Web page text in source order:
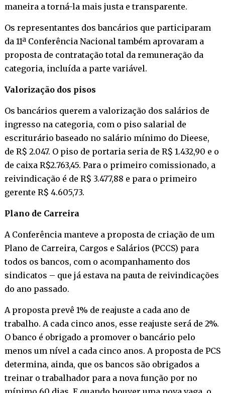
maneira a torná-la mais justa e transparente.
Os representantes dos bancários que participaram
da 11ª Conferência Nacional também aprovaram a
proposta de contratação total da remuneração da
categoria, incluída a parte variável.
Valorização dos pisos
Os bancários querem a valorização dos salários de
ingresso na categoria, com o piso salarial de
escriturário baseado no salário mínimo do Dieese,
de R$ 2.047. O piso de portaria seria de R$ 1.432,90 e o
de caixa R$2.763,45. Para o primeiro comissionado, a
reivindicação é de R$ 3.477,88 e para o primeiro
gerente R$ 4.605,73.
Plano de Carreira
A Conferência manteve a proposta de criação de um
Plano de Carreira, Cargos e Salários (PCCS) para
todos os bancos, com o acompanhamento dos
sindicatos – que já estava na pauta de reivindicações
do ano passado.
A proposta prevê 1% de reajuste a cada ano de
trabalho. A cada cinco anos, esse reajuste será de 2%.
O banco é obrigado a promover o bancário pelo
menos um nível a cada cinco anos. A proposta de PCS
determina, ainda, que os bancos são obrigados a
treinar o trabalhador para a nova função por no